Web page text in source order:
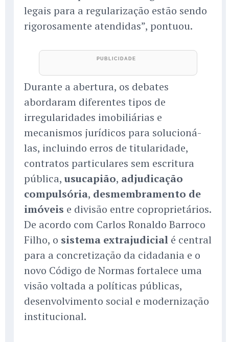
legais para a regularização estão sendo
rigorosamente atendidas”, pontuou.
Durante a abertura, os debates
abordaram diferentes tipos de
irregularidades imobiliárias e
mecanismos jurídicos para solucioná-
las, incluindo erros de titularidade,
contratos particulares sem escritura
pública, usucapião, adjudicação
compulsória, desmembramento de
imóveis e divisão entre coproprietários.
De acordo com Carlos Ronaldo Barroco
Filho, o sistema extrajudicial é central
para a concretização da cidadania e o
novo Código de Normas fortalece uma
visão voltada a políticas públicas,
desenvolvimento social e modernização
institucional.